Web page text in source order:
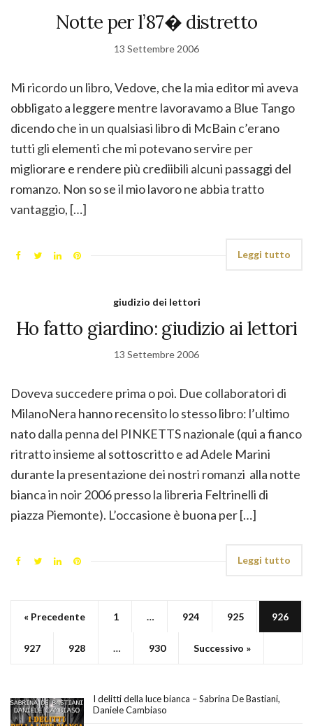
Notte per l’87� distretto
13 Settembre 2006
Mi ricordo un libro, Vedove, che la mia editor mi aveva
obbligato a leggere mentre lavoravamo a Blue Tango
dicendo che in un qualsiasi libro di McBain c’erano
tutti gli elementi che mi potevano servire per
migliorare e rendere più crediibili alcuni passaggi del
romanzo. Non so se il mio lavoro ne abbia tratto
vantaggio, […]
Leggi tutto
giudizio dei lettori
Ho fatto giardino: giudizio ai lettori
13 Settembre 2006
Doveva succedere prima o poi. Due collaboratori di
MilanoNera hanno recensito lo stesso libro: l’ultimo
nato dalla penna del PINKETTS nazionale (qui a fianco
ritratto insieme al sottoscritto e ad Adele Marini
durante la presentazione dei nostri romanzi alla notte
bianca in noir 2006 presso la libreria Feltrinelli di
piazza Piemonte). L’occasione è buona per […]
Leggi tutto
« Precedente 1 … 924 925 926
927 928 … 930 Successivo »
I delitti della luce bianca – Sabrina De Bastiani,
Daniele Cambiaso